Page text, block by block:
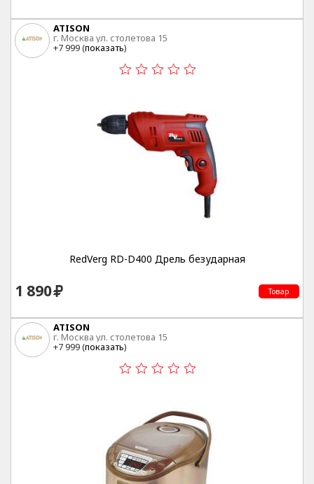
ATISON
г. Москва ул. столетова 15
+7 999 (показать)
RedVerg RD-D400 Дрель безударная
1 890 Товар
ATISON
г. Москва ул. столетова 15
+7 999 (показать)